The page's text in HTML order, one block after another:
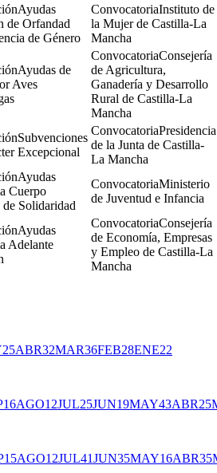
Ayudas
de Orfandad
de Género
Instituto de
la Mujer de Castilla-La
Mancha
Ayudas de
Aves
Consejería
de Agricultura,
Ganadería y Desarrollo
Rural de Castilla-La
Mancha
Subvenciones
Excepcional
Presidencia
de la Junta de Castilla-
La Mancha
Ayudas
Cuerpo
de Solidaridad
Ministerio
de Juventud e Infancia
Ayudas
Adelante
Consejería
de Economía, Empresas
y Empleo de Castilla-La
Mancha
25ABR32MAR36FEB28ENE22
16AGO12JUL25JUN19MAY43ABR25
15AGO12JUL41JUN35MAY16ABR35